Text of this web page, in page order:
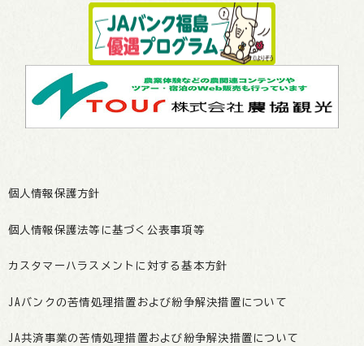
個人情報保護方針
個人情報保護法等に基づく公表事項等
カスタマーハラスメントに対する基本方針
JAバンクの苦情処理措置および紛争解決措置について
JA共済事業の苦情処理措置および紛争解決措置について